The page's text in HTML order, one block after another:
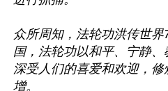
众所周知，法轮功洪传世
国，法轮功以和平、宁静
深受人们的喜爱和欢迎，
增。